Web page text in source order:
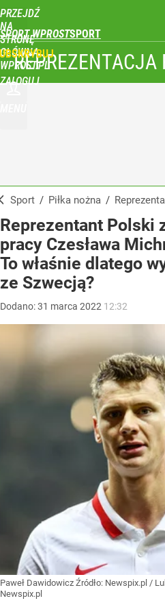
PRZEJDŹ
NA
STRONĘ
GŁÓWNĄ
WPROST.PL
SPORT WPROST
ZALOGUJ
REPREZENTACJA
Sport / Piłka nożna /
Reprezentant Polski
pracy Czesława
To właśnie dlatego
ze Szwecją?
Dodano:31 marca 2022 12:32
Paweł Dawidowicz Źródło: Newspix.pl /
Newspix.pl